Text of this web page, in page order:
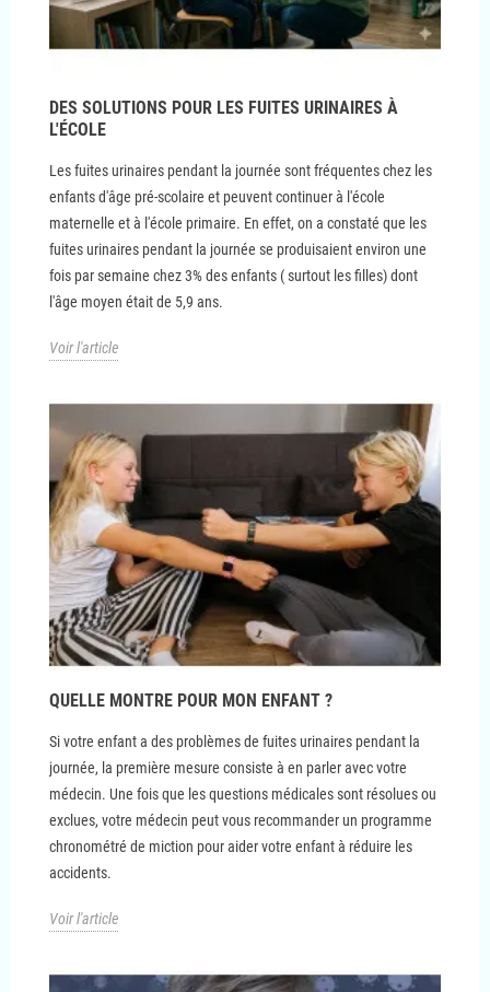
DES SOLUTIONS POUR LES FUITES URINAIRES À
L'ÉCOLE
Les fuites urinaires pendant la journée sont fréquentes chez les
enfants d'âge pré-scolaire et peuvent continuer à l'école
maternelle et à l'école primaire. En effet, on a constaté que les
fuites urinaires pendant la journée se produisaient environ une
fois par semaine chez 3% des enfants ( surtout les filles) dont
l'âge moyen était de 5,9 ans.
Voir l'article
QUELLE MONTRE POUR MON ENFANT ?
Si votre enfant a des problèmes de fuites urinaires pendant la
journée, la première mesure consiste à en parler avec votre
médecin. Une fois que les questions médicales sont résolues ou
exclues, votre médecin peut vous recommander un programme
chronométré de miction pour aider votre enfant à réduire les
accidents.
Voir l'article